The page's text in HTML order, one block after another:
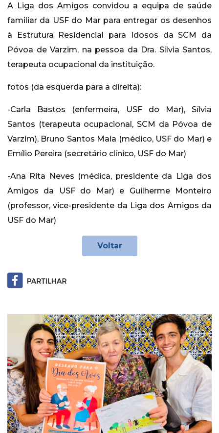
A Liga dos Amigos convidou a equipa de saúde
familiar da USF do Mar para entregar os desenhos
à Estrutura Residencial para Idosos da SCM da
Póvoa de Varzim, na pessoa da Dra. Sílvia Santos,
terapeuta ocupacional da instituição.
fotos (da esquerda para a direita):
-Carla Bastos (enfermeira, USF do Mar), Sílvia
Santos (terapeuta ocupacional, SCM da Póvoa de
Varzim), Bruno Santos Maia (médico, USF do Mar) e
Emílio Pereira (secretário clínico, USF do Mar)
-Ana Rita Neves (médica, presidente da Liga dos
Amigos da USF do Mar) e Guilherme Monteiro
(professor, vice-presidente da Liga dos Amigos da
USF do Mar)
Voltar